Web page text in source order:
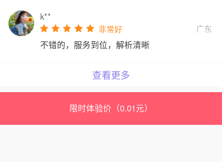
k**
非常好 广东
不错的，服务到位，解析清晰
查看更多
限时体验价（0.01元）